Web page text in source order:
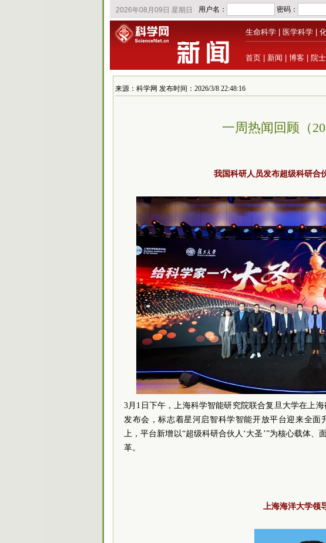
生命科学 医学科学
首页 新闻 博客 院士
来源：科学网 发布时间：2026/3/8 22:48:16
一周热闻回顾（
我国科研人员发布超级科研合
3月1日下午，上海科学智能研究院联合复旦大学在上
发布会，标志着星河启智科学智能开放平台迎来全
上，平台新增以“超级科研合伙人‘大圣’”为核心载体
革。
上海海洋大学领